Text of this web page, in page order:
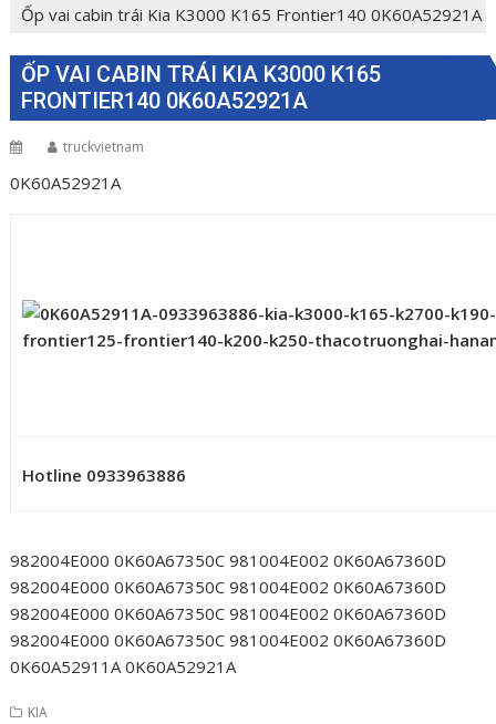
Ốp vai cabin trái Kia K3000 K165 Frontier140 0K60A52921A
ỐP VAI CABIN TRÁI KIA K3000 K165
FRONTIER140 0K60A52921A
truckvietnam
0K60A52921A
Hotline 0933963886
982004E000 0K60A67350C 981004E002 0K60A67360D
982004E000 0K60A67350C 981004E002 0K60A67360D
982004E000 0K60A67350C 981004E002 0K60A67360D
982004E000 0K60A67350C 981004E002 0K60A67360D
0K60A52911A 0K60A52921A
KIA